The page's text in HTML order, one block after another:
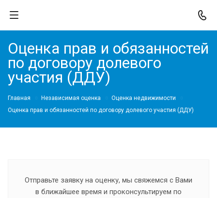
Оценка прав и обязанностей
по договору долевого
участия (ДДУ)
Главная Независимая оценка
Оценка недвижимости
Оценка прав и обязанностей по договору долевого участия (ДДУ)
Отправьте заявку на оценку, мы свяжемся с Вами
в ближайшее время и проконсультируем по